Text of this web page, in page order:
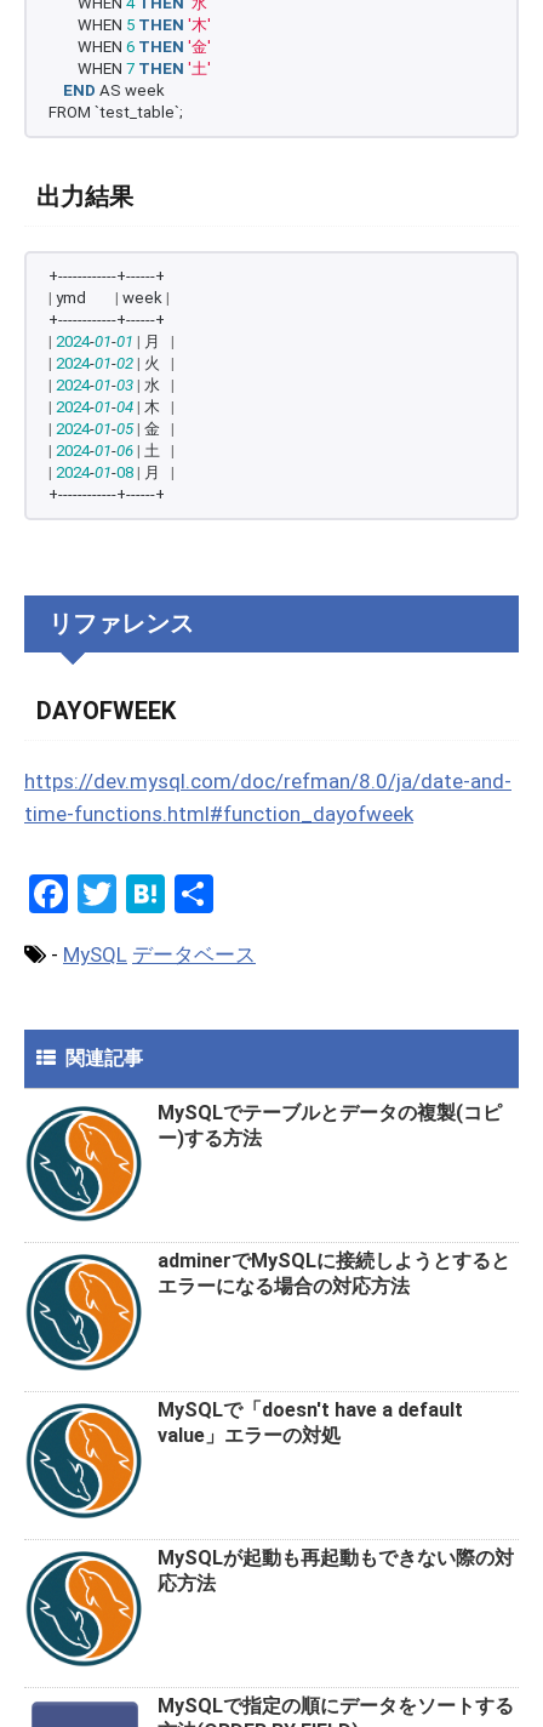
        WHEN
5 THEN '木'
        WHEN
6 THEN '金'
        WHEN
7 THEN '土'
END AS week
FROM `test_table`;
出力結果
+------------+------+
| ymd | week |
+------------+------+
| 2024-01-01 | 月 |
| 2024-01-02 | 火 |
| 2024-01-03 | 水 |
| 2024-01-04 | 木 |
| 2024-01-05 | 金 |
| 2024-01-06 | 土 |
| 2024-01-08 | 月 |
+------------+------+
リファレンス
DAYOFWEEK
https://dev.mysql.com/doc/refman/8.0/ja/date-and-
time-functions.html#function_dayofweek
F
ce
o
o
k
T
tt
H
e
- MySQL データベース
関連記事
MySQLでテーブルとデータの複製(コピ
ー)する方法
adminerでMySQLに接続しようとすると
エラーになる場合の対応方法
MySQLで「doesn't have a default
value」エラーの対処
MySQLが起動も再起動もできない際の対
応方法
MySQLで指定の順にデータをソートする